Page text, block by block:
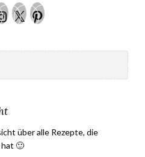
Twitter
über alle Rezepte, die
🙂